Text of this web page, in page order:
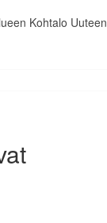
Kohtalo Uuteen